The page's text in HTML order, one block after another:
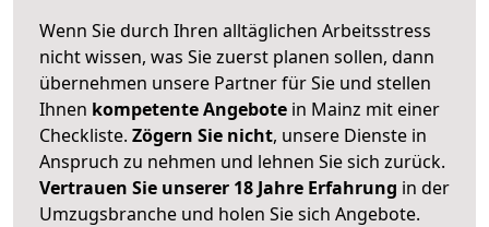
Wenn Sie durch Ihren alltäglichen Arbeitsstress
nicht wissen, was Sie zuerst planen sollen, dann
übernehmen unsere Partner für Sie und stellen
Ihnen kompetente Angebote in Mainz mit einer
Checkliste. Zögern Sie nicht, unsere Dienste in
Anspruch zu nehmen und lehnen Sie sich zurück.
Vertrauen Sie unserer 18 Jahre Erfahrung in der
Umzugsbranche und holen Sie sich Angebote.